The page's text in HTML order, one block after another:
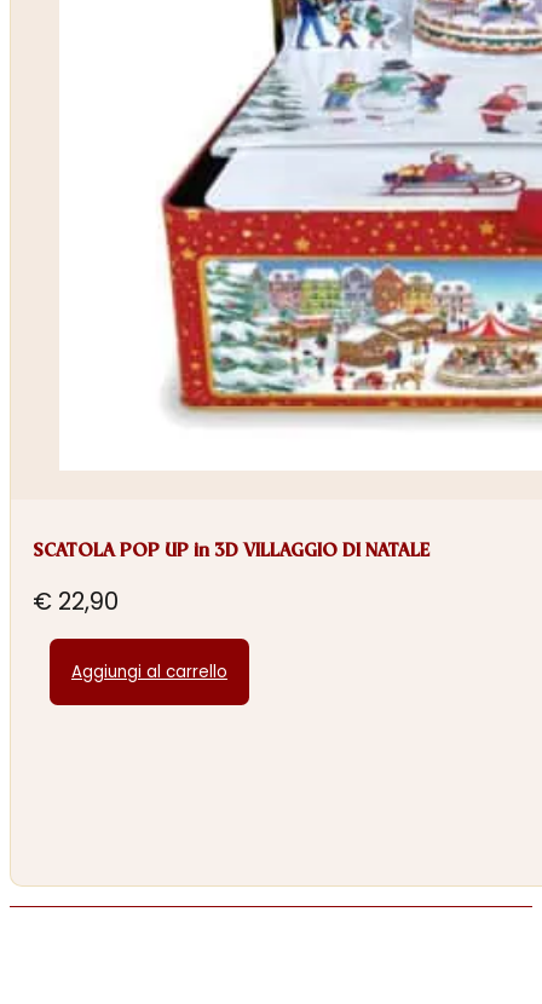
SCATOLA POP UP in 3D VILLAGGIO DI NATALE
€ 22,90
Aggiungi al carrello